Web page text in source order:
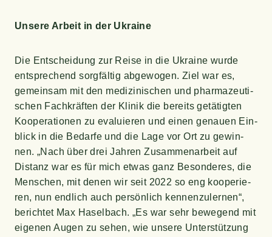
Unse­re Arbeit in der Ukraine
Die Ent­schei­dung zur Rei­se in die Ukrai­ne wur­de
ent­spre­chend sorg­fäl­tig abge­wo­gen. Ziel war es,
gemein­sam mit den medi­zi­ni­schen und phar­ma­zeu­ti­
schen Fach­kräf­ten der Kli­nik die bereits getä­tig­ten
Koope­ra­tio­nen zu eva­lu­ie­ren und einen genau­en Ein­
blick in die Bedar­fe und die Lage vor Ort zu gewin­
nen. „Nach über drei Jah­ren Zusam­men­ar­beit auf
Distanz war es für mich etwas ganz Beson­de­res, die
Men­schen, mit denen wir seit 2022 so eng koope­rie­
ren, nun end­lich auch per­sön­lich ken­nen­zu­ler­nen“,
berich­tet Max Hasel­bach. „Es war sehr bewe­gend mit
eige­nen Augen zu sehen, wie unse­re Unter­stüt­zung